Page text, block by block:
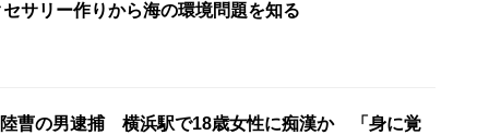
サリー作りから海の環境問題を知る
曹の男逮捕 横浜駅で18歳女性に痴漢か 「身に覚